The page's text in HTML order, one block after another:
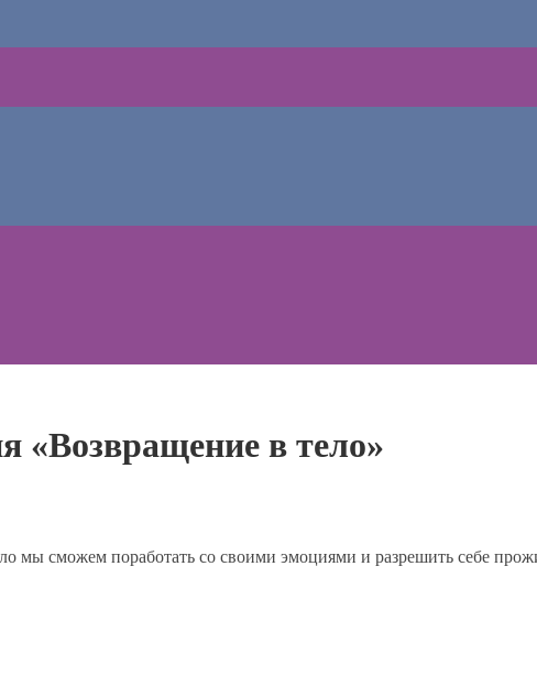
в тело»
мы сможем поработать со своими эмоциями и разрешить себе